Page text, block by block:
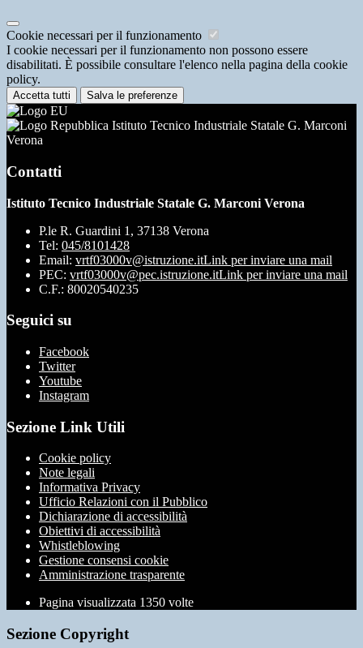
Cookie necessari per il funzionamento
I cookie necessari per il funzionamento non possono essere
disabilitati. È possibile consultare l'elenco nella pagina della cookie
policy.
Accetta tutti Salva le preferenze
Istituto Tecnico Industriale Statale G. Marconi
Verona
Contatti
Istituto Tecnico Industriale Statale G. Marconi Verona
P.le R. Guardini 1, 37138 Verona
Tel: 045/8101428
Email: vrtf03000v@istruzione.itLink per inviare una mail
PEC: vrtf03000v@pec.istruzione.itLink per inviare una mail
C.F.: 80020540235
Seguici su
Facebook
Twitter
Youtube
Instagram
Sezione Link Utili
Cookie policy
Note legali
Informativa Privacy
Ufficio Relazioni con il Pubblico
Dichiarazione di accessibilità
Obiettivi di accessibilità
Whistleblowing
Gestione consensi cookie
Amministrazione trasparente
Pagina visualizzata 1350 volte
Sezione Copyright